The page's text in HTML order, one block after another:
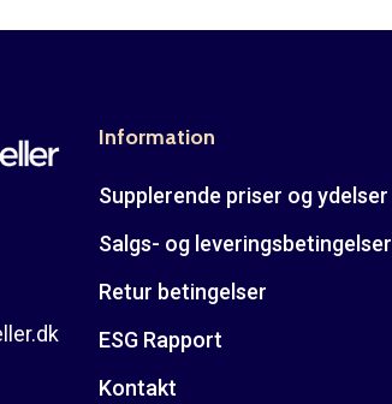
Information
Supplerende priser og ydelser
Salgs- og leveringsbetingelser
Retur betingelser
ESG Rapport
Kontakt